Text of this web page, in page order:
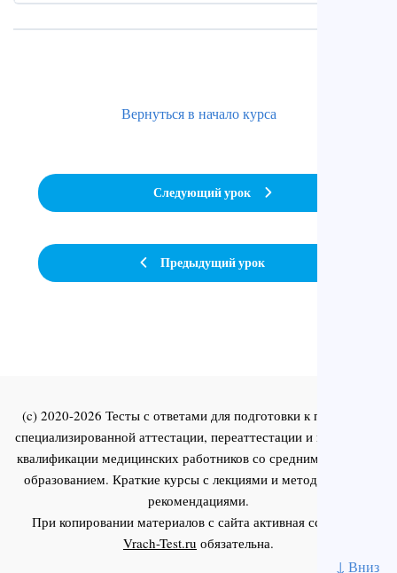
↓ Вниз
Предыдущий урок
Вернуться в начало курса
Следующий урок
(c) 2020-2026 Тесты с ответами для подготовки к первичной
специализированной аттестации, переаттестации и повышения
квалификации медицинских работников со средним и высшим
образованием. Краткие курсы с лекциями и методическими
рекомендациями.
При копировании материалов с сайта активная ссылка на
Vrach-Test.ru обязательна.